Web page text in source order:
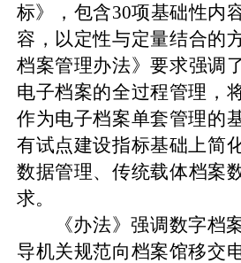
标》 ， 包含30项基础性内
容 ， 以定性与定量结合的
档案管理办法》要求强调
电子档案的全过程管理，
作为电子档案单套管理的
有试点建设指标基础上简
数据管理、传统载体档案
求。
《办法》强调数字档
导机关规范向档案馆移交